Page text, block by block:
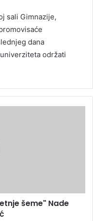
sali Gimnazije,
dana
održati
šeme" Nade